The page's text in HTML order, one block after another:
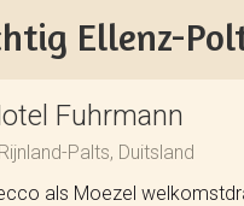
Ellenz-
Fuhrmann
Palts, Duitsland
als Moezel